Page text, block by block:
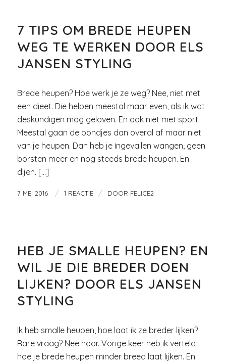
7 TIPS OM BREDE HEUPEN
WEG TE WERKEN DOOR ELS
JANSEN STYLING
Brede heupen? Hoe werk je ze weg? Nee, niet met
een dieet. Die helpen meestal maar even, als ik wat
deskundigen mag geloven. En ook niet met sport.
Meestal gaan de pondjes dan overal af maar niet
van je heupen. Dan heb je ingevallen wangen, geen
borsten meer en nog steeds brede heupen. En
dijen. […]
7 MEI 2016 / 1 REACTIE / DOOR FELICE2
HEB JE SMALLE HEUPEN? EN
WIL JE DIE BREDER DOEN
LIJKEN? DOOR ELS JANSEN
STYLING
Ik heb smalle heupen, hoe laat ik ze breder lijken?
Rare vraag? Nee hoor. Vorige keer heb ik verteld
hoe je brede heupen minder breed laat lijken. En